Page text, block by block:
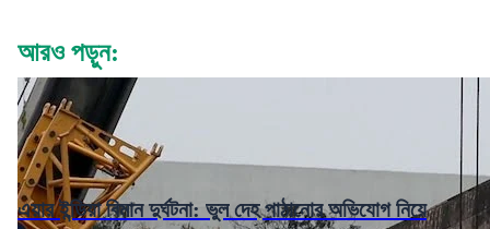
আরও পড়ুন:
এয়ার ইন্ডিয়া বিমান দুর্ঘটনা: ভুল দেহ পাঠানোর অভিযোগ নিয়ে